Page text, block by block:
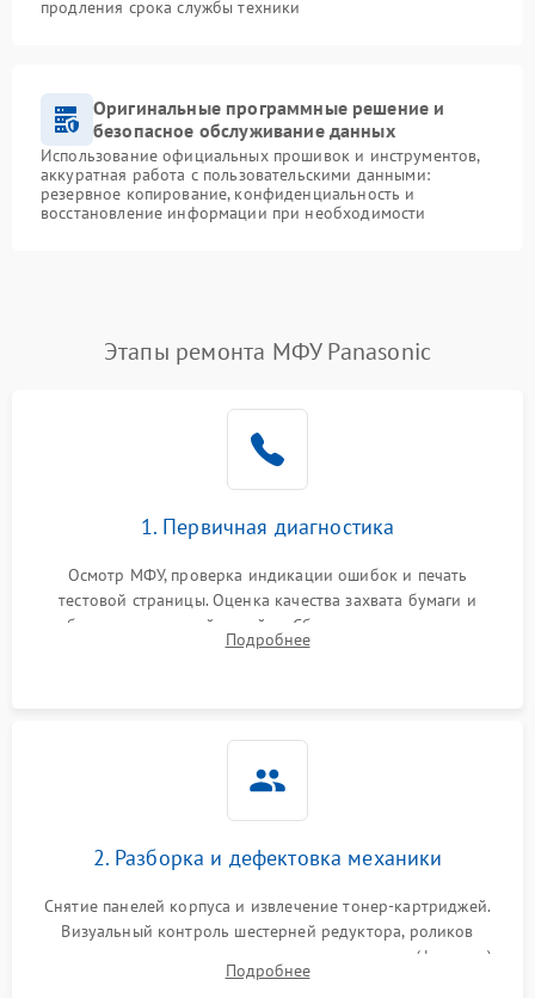
продления срока службы техники
Оригинальные программные решение и
безопасное обслуживание данных
Использование официальных прошивок и инструментов,
аккуратная работа с пользовательскими данными:
резервное копирование, конфиденциальность и
восстановление информации при необходимости
Этапы ремонта МФУ Panasonic
1. Первичная диагностика
Осмотр МФУ, проверка индикации ошибок и печать
тестовой страницы. Оценка качества захвата бумаги и
работы сканирующей линейки. Сбор данных о замятиях,
дефектах изображения или посторонних шумах при работе.
Подробнее
2. Разборка и дефектовка механики
Снятие панелей корпуса и извлечение тонер-картриджей.
Визуальный контроль шестерней редуктора, роликов
захвата, термопленки и прижимного вала в печи (фьюзере).
Проверка оптики сканера на загрязнения.
Подробнее